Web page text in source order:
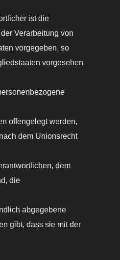
ist die
Verarbeitung von
vorgegeben, so
vorgesehen
offengelegt werden,
dem Unionsrecht
dem
die
abgegebene
gibt, dass sie mit der